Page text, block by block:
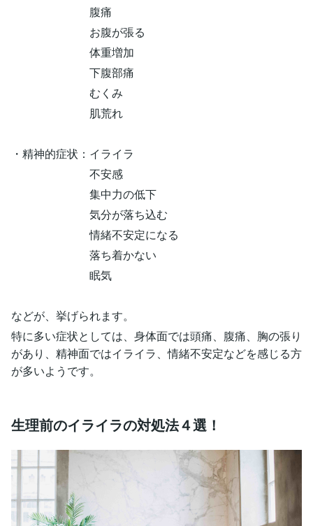
腹痛
お腹が張る
体重増加
下腹部痛
むくみ
肌荒れ
・精神的症状：イライラ
不安感
集中力の低下
気分が落ち込む
情緒不安定になる
落ち着かない
眠気
などが、挙げられます。
特に多い症状としては、身体面では頭痛、腹痛、胸の張り
があり、精神面ではイライラ、情緒不安定などを感じる方
が多いようです。
生理前のイライラの対処法４選！